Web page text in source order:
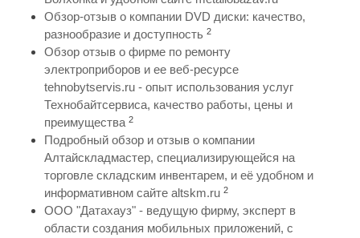
Обзор-отзыв о компании DVD диски: качество,
разнообразие и доступность 2
Обзор отзыв о фирме по ремонту
электроприборов и ее веб-ресурсе
tehnobytservis.ru - опыт использования услуг
Технобайтсервиса, качество работы, цены и
преимущества 2
Подробный обзор и отзыв о компании
Алтайскладмастер, специализирующейся на
торговле складским инвентарем, и её удобном и
информативном сайте altskm.ru 2
ООО "Датахауз" - ведущую фирму, эксперт в
области создания мобильных приложений, с